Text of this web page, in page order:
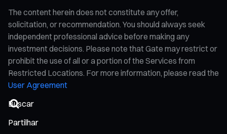
The content herein does not constitute any offer,
solicitation, or recommendation. You should always seek
independent professional advice before making any
investment decisions. Please note that Gate may restrict or
prohibit the use of all or a portion of the Services from
Restricted Locations. For more information, please read the
User Agreement
Partilhar